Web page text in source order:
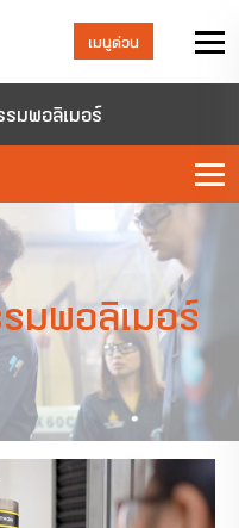
เมนูด่วน
รมพอลิเมอร์
มพอลิเมอร์